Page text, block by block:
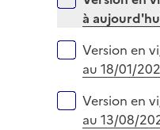
r
p
l
i
r
à
Version en
au 18/01/
Version en
au 13/08/